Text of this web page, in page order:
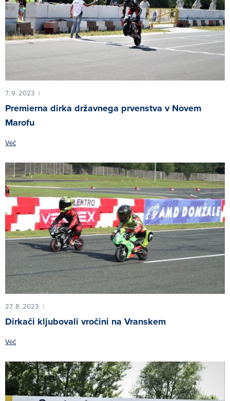
7. 9. 2023 |
Premierna dirka državnega prvenstva v Novem
Marofu
Več
27. 8. 2023 |
Dirkači kljubovali vročini na Vranskem
Več